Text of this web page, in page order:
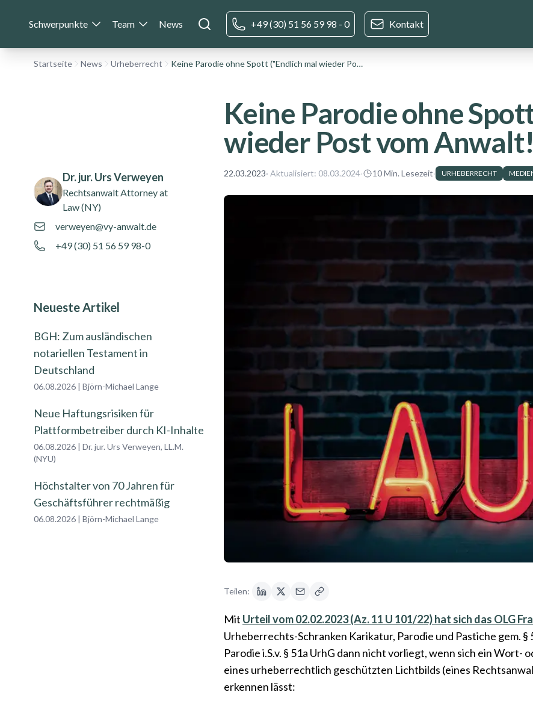
Schwerpunkte Team News +49 (30) 51 56 59 98 - 0 Kontakt
Startseite News Urheberrecht Keine Parodie ohne Spott ("Endlich mal wieder Post vom Anwalt!")
Name
Dr. jur. Urs Verweyen
RechtsanwaltAttorney at
Law (NY)
verweyen@vy-anwalt.de
+49 (30) 51 56 59 98-0
Neueste Artikel
BGH: Zum ausländischen
notariellen Testament in
Deutschland
06.08.2026 | Björn-Michael Lange
Neue Haftungsrisiken für
Plattformbetreiber durch KI-Inhalte
06.08.2026 | Dr. jur. Urs Verweyen, LL.M.
(NYU)
Höchstalter von 70 Jahren für
Geschäftsführer rechtmäßig
06.08.2026 | Björn-Michael Lange
Keine Parodie ohne
wieder Post vom
22.03.2023· Aktualisiert: 08.03.2024· 10Min. Lesezeit· URHEBERRECHT
Teilen:
Mit Urteil vom 02.02.2023 (Az. 11 U 101/22) hat sich das OLG
Urheberrechts-Schranken Karikatur, Parodie und Pastiche gem.
Parodie i.S.v. § 51a UrhG dann nicht vorliegt, wenn sich ein
eines urheberrechtlich geschützten Lichtbilds (eines
erkennen lässt: